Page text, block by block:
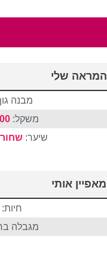
המראה שלי
מבנה
משקל:
שיער: שחור
מאפיין אותי
מגבלה